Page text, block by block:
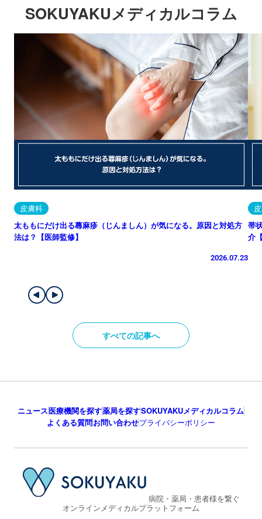
SOKUYAKUメディカルコラム
皮膚科
太ももにだけ出る蕁麻疹（じんましん）が気になる。原因と対処方
法は？【医師監修】
2026.07.23
帯
介
すべての記事へ
ニュース医療機関を探す薬局を探すSOKUYAKUメディカルコラム
よくある質問お問い合わせプライバシーポリシー
病院・薬局・患者様を繋ぐ
オンラインメディカルプラットフォーム